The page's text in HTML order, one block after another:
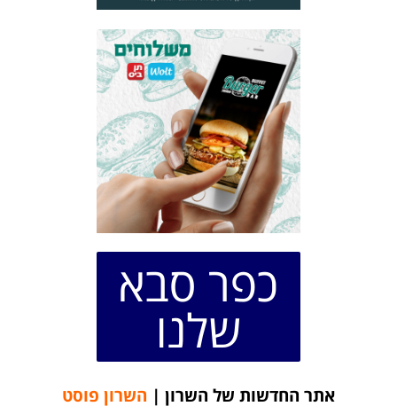
כפר סבא
שלנו
אתר החדשות של השרון | השרון פוסט